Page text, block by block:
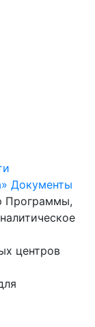
Документы
Программы,
центров